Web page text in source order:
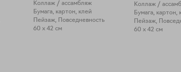
Коллаж / ассамбляж
Бумага, картон, клей
Пейзаж, Повседневность
60 x 42 см
Коллаж /
Бумага, картон,
Пейзаж,
60 x 42 см